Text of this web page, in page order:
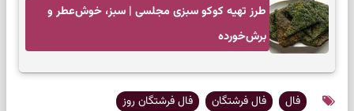
طرز تهیه کوکو سبزی مجلسی | سبز، خوش‌عطر و
برش‌خورده
فال فال فرشتگان
فال فرشتگان روز